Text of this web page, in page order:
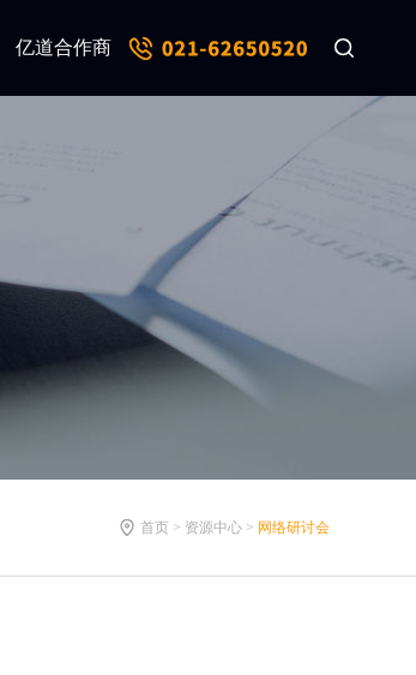
亿道合作商
首页 > 资源中心 > 网络研讨会